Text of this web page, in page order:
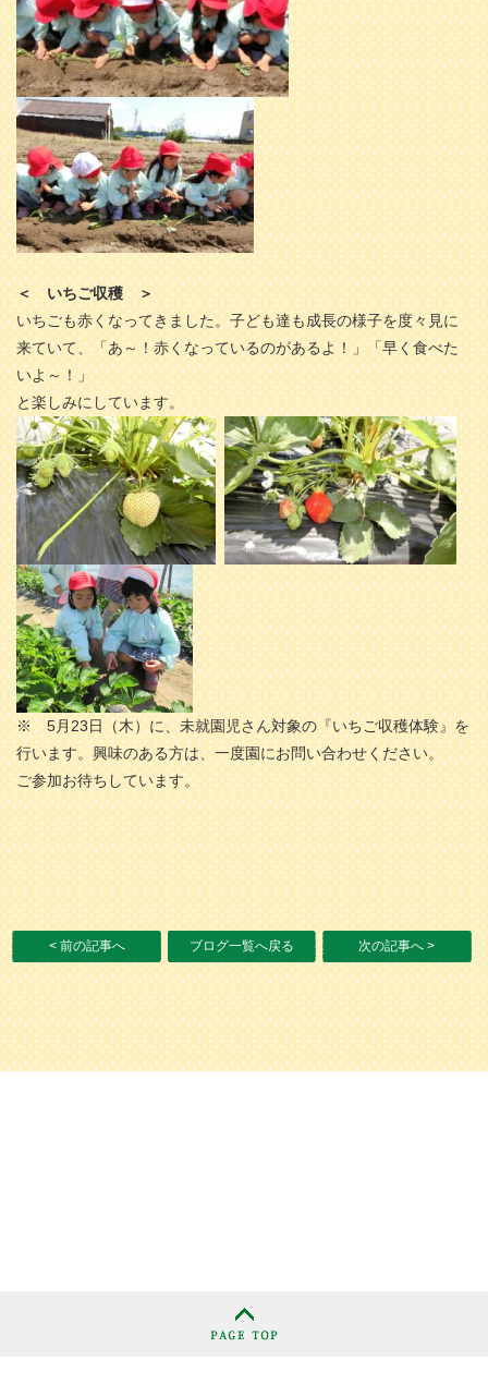
＜ いちご収穫 ＞
いちごも赤くなってきました。子ども達も成長の様子を度々見に
来ていて、「あ～！赤くなっているのがあるよ！」「早く食べた
いよ～！」
と楽しみにしています。
※ 5月23日（木）に、未就園児さん対象の『いちご収穫体験』を
行います。興味のある方は、一度園にお問い合わせください。
ご参加お待ちしています。
< 前の記事へ ブログ一覧へ戻る 次の記事へ >